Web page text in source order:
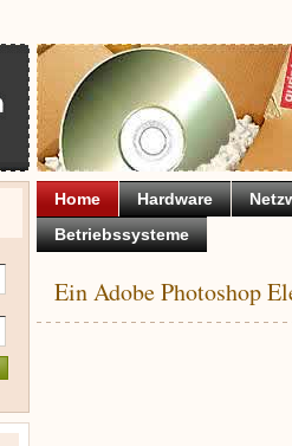
Home Hardware
Betriebssysteme
Ein Adobe Photoshop